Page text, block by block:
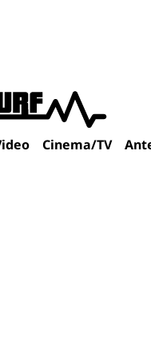
Cinema/TV